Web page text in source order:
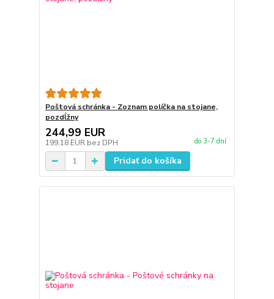
Poštová schránka - Zoznam políčka na stojane,
pozdĺžny
244,99 EUR
199,18 EUR bez DPH do 3-7 dní
Pridať do košíka